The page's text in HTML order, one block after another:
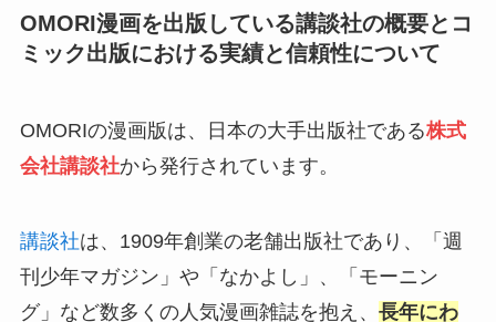
OMORI漫画を出版している講談社の概要とコ
ミック出版における実績と信頼性について
OMORIの漫画版は、日本の大手出版社である株式
会社講談社から発行されています。
講談社は、1909年創業の老舗出版社であり、「週
刊少年マガジン」や「なかよし」、「モーニン
グ」など数多くの人気漫画雑誌を抱え、 長年にわ